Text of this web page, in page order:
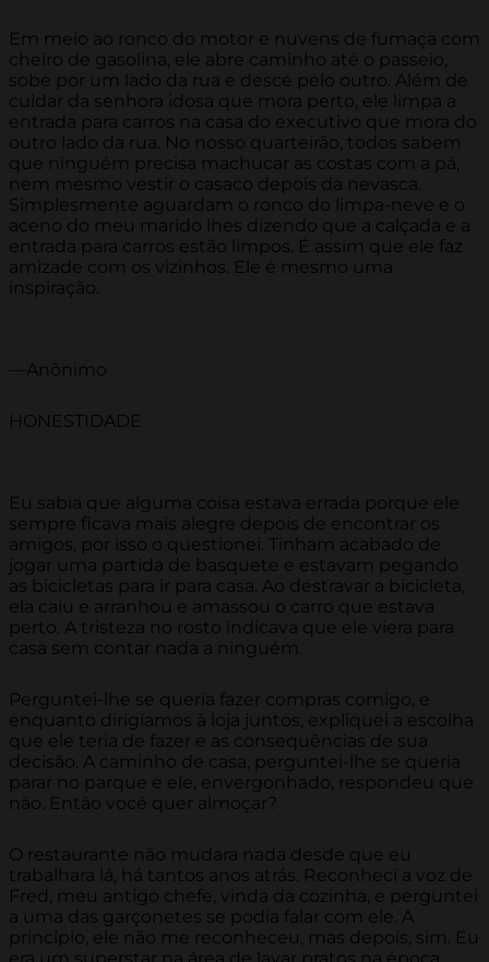
Em meio ao ronco do motor e nuvens de fumaça com
cheiro de gasolina, ele abre caminho até o passeio,
sobe por um lado da rua e desce pelo outro. Além de
cuidar da senhora idosa que mora perto, ele limpa a
entrada para carros na casa do executivo que mora do
outro lado da rua. No nosso quarteirão, todos sabem
que ninguém precisa machucar as costas com a pá,
nem mesmo vestir o casaco depois da nevasca.
Simplesmente aguardam o ronco do limpa-neve e o
aceno do meu marido lhes dizendo que a calçada e a
entrada para carros estão limpos. É assim que ele faz
amizade com os vizinhos. Ele é mesmo uma
inspiração.
—Anônimo
HONESTIDADE
Eu sabia que alguma coisa estava errada porque ele
sempre ficava mais alegre depois de encontrar os
amigos, por isso o questionei. Tinham acabado de
jogar uma partida de basquete e estavam pegando
as bicicletas para ir para casa. Ao destravar a bicicleta,
ela caiu e arranhou e amassou o carro que estava
perto. A tristeza no rosto indicava que ele viera para
casa sem contar nada a ninguém.
Perguntei-lhe se queria fazer compras comigo, e
enquanto dirigíamos à loja juntos, expliquei a escolha
que ele teria de fazer e as consequências de sua
decisão. A caminho de casa, perguntei-lhe se queria
parar no parque e ele, envergonhado, respondeu que
não. Então você quer almoçar?
O restaurante não mudara nada desde que eu
trabalhara lá, há tantos anos atrás. Reconheci a voz de
Fred, meu antigo chefe, vinda da cozinha, e perguntei
a uma das garçonetes se podia falar com ele. A
princípio, ele não me reconheceu, mas depois, sim. Eu